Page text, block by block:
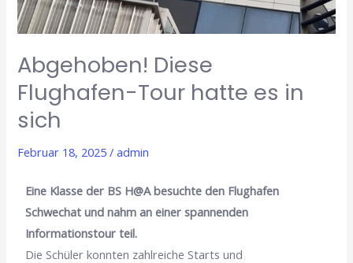
Abgehoben! Diese
Flughafen-Tour hatte es in
sich
Februar 18, 2025/admin
Eine Klasse der BS H@A besuchte den Flughafen
Schwechat und nahm an einer spannenden
Informationstour teil.
Die Schüler konnten zahlreiche Starts und
in
sich